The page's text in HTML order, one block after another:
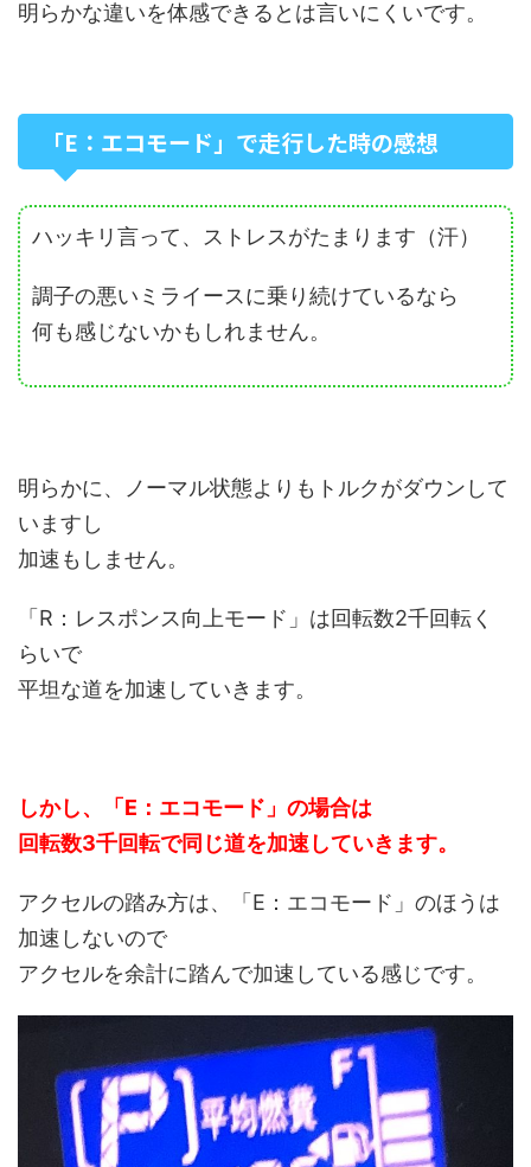
明らかな違いを体感できるとは言いにくいです。
「E：エコモード」で走行した時の感想
ハッキリ言って、ストレスがたまります（汗）
調子の悪いミライースに乗り続けているなら
何も感じないかもしれません。
明らかに、ノーマル状態よりもトルクがダウンして
いますし
加速もしません。
「R：レスポンス向上モード」は回転数2千回転く
らいで
平坦な道を加速していきます。
しかし、「E：エコモード」の場合は
回転数3千回転で同じ道を加速していきます。
アクセルの踏み方は、「E：エコモード」のほうは
加速しないので
アクセルを余計に踏んで加速している感じです。